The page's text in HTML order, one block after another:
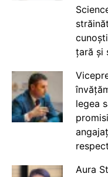
țară și
legea
Aura